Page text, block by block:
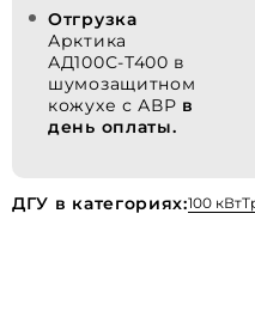
Отгрузка
Арктика
АД100С-Т400 в
шумозащитном
кожухе с АВР в
день оплаты.
ДГУ в категориях:100 кВт